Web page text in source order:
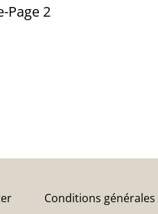
Page 2
Conditions générales